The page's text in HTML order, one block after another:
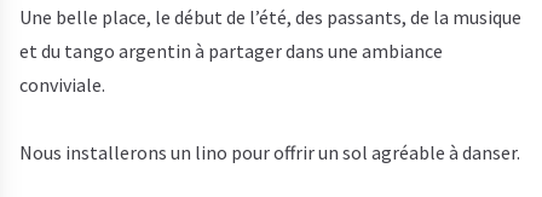
Une belle place, le début de l’été, des passants, de la musique
et du tango argentin à partager dans une ambiance
conviviale.
Nous installerons un lino pour offrir un sol agréable à danser.